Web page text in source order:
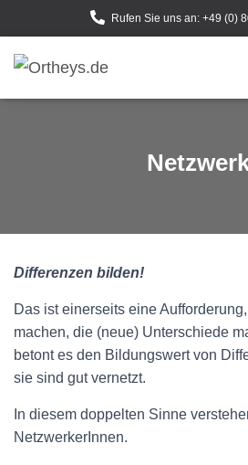
Rufen Sie uns an: +49 (0)
Differenzen bilden!
Das ist einerseits eine
machen, die (neue) Unterschiede
betont es den Bildungswert von
sie sind gut vernetzt.
In diesem doppelten Sinne
NetzwerkerInnen.